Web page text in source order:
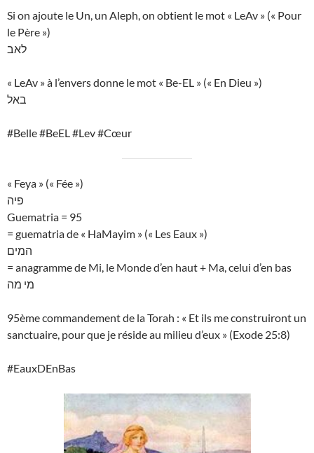
Si on ajoute le Un, un Aleph, on obtient le mot « LeAv » (« Pour
le Père »)
לאב
« LeAv » à l’envers donne le mot « Be-EL » (« En Dieu »)
באל
#Belle #BeEL #Lev #Cœur
« Feya » (« Fée »)
פיה
Guematria = 95
= guematria de « HaMayim » (« Les Eaux »)
המים
= anagramme de Mi, le Monde d’en haut + Ma, celui d’en bas
מי מה
95ème commandement de la Torah : « Et ils me construiront un
sanctuaire, pour que je réside au milieu d’eux » (Exode 25:8)
#EauxDEnBas